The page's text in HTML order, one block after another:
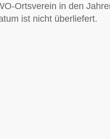
Ortsverein in den
ist nicht überliefert.